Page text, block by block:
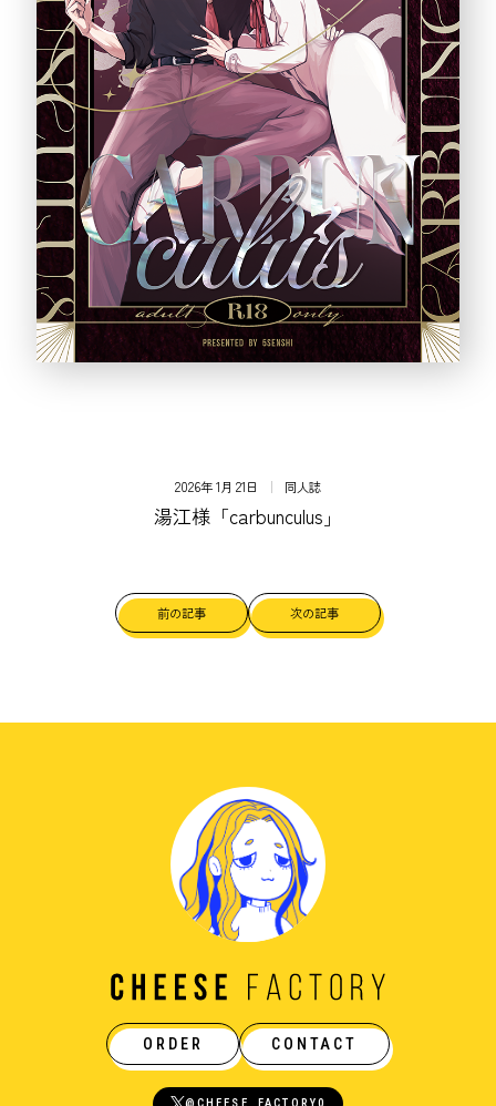
2026年 1月 21日 同人誌
湯江様「carbunculus」
前の記事 次の記事
ORDER CONTACT
@CHEESE_FACTORY0